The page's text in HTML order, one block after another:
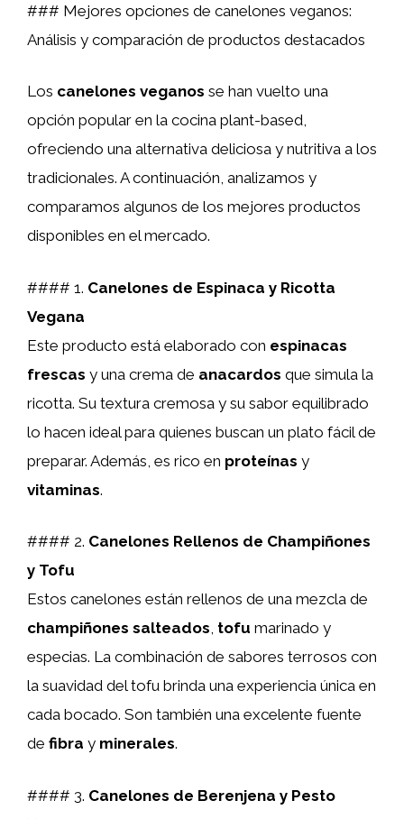
### Mejores opciones de canelones veganos:
Análisis y comparación de productos destacados
Los canelones veganos se han vuelto una
opción popular en la cocina plant-based,
ofreciendo una alternativa deliciosa y nutritiva a los
tradicionales. A continuación, analizamos y
comparamos algunos de los mejores productos
disponibles en el mercado.
#### 1. Canelones de Espinaca y Ricotta
Vegana
Este producto está elaborado con espinacas
frescas y una crema de anacardos que simula la
ricotta. Su textura cremosa y su sabor equilibrado
lo hacen ideal para quienes buscan un plato fácil de
preparar. Además, es rico en proteínas y
vitaminas.
#### 2. Canelones Rellenos de Champiñones
y Tofu
Estos canelones están rellenos de una mezcla de
champiñones salteados, tofu marinado y
especias. La combinación de sabores terrosos con
la suavidad del tofu brinda una experiencia única en
cada bocado. Son también una excelente fuente
de fibra y minerales.
#### 3. Canelones de Berenjena y Pesto